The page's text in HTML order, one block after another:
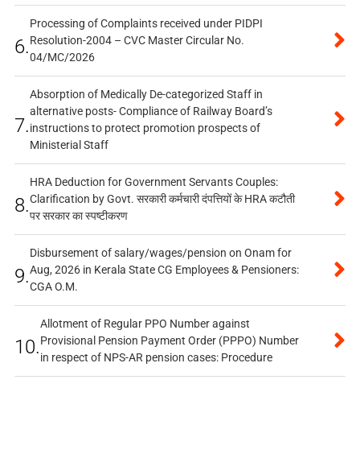
6.
Processing of Complaints received under PIDPI
Resolution-2004 – CVC Master Circular No.
04/MC/2026
7.
Absorption of Medically De-categorized Staff in
alternative posts- Compliance of Railway Board’s
instructions to protect promotion prospects of
Ministerial Staff
8.
HRA Deduction for Government Servants Couples:
Clarification by Govt. सरकारी कर्मचारी दंपत्तियों के HRA कटौती
पर सरकार का स्पष्टीकरण
9.
Disbursement of salary/wages/pension on Onam for
Aug, 2026 in Kerala State CG Employees & Pensioners:
CGA O.M.
10.
Allotment of Regular PPO Number against
Provisional Pension Payment Order (PPPO) Number
in respect of NPS-AR pension cases: Procedure